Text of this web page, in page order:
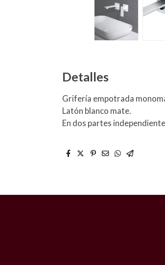
Detalles
Grifería empotrada
Latón blanco mate.
En dos partes